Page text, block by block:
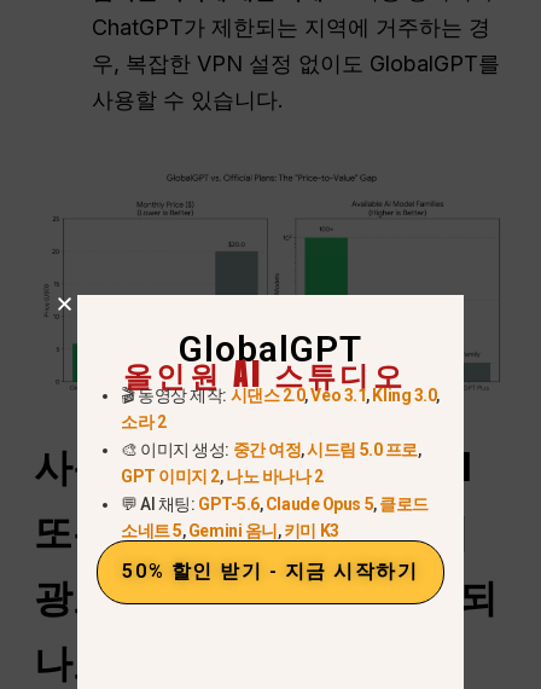
ChatGPT가 제한되는 지역에 거주하는 경
우, 복잡한 VPN 설정 없이도 GlobalGPT를
사용할 수 있습니다.
사용합니까?OpenAIAPI
또는 플레이그라운드에서
광고를 피하는 데 도움이 되
나요?
GlobalGPT
올인원 AI 스튜디오
🎬 동영상 제작: 시댄스 2.0,Veo 3.1,Kling 3.0,
소라 2
🎨 이미지 생성: 중간 여정,시드림 5.0 프로,
GPT 이미지 2,나노 바나나 2
💬 AI 채팅: GPT-5.6,Claude Opus 5,클로드
소네트 5,Gemini 옴니,키미 K3
50% 할인 받기 - 지금 시작하기